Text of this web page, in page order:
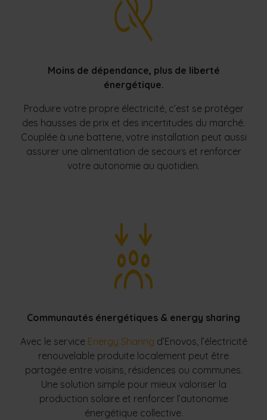
Moins de dépendance, plus de liberté
énergétique.
Produire votre propre électricité, c’est se protéger
des hausses de prix et des incertitudes du marché.
Couplée à une batterie, votre installation peut aussi
assurer une alimentation de secours et renforcer
votre autonomie au quotidien.
Communautés énergétiques & energy sharing
Avec le service Energy Sharing d’Enovos, l’électricité
renouvelable produite localement peut être
partagée entre voisins, résidences ou communes.
Une solution simple pour mieux valoriser la
production solaire et renforcer l’autonomie
énergétique collective.